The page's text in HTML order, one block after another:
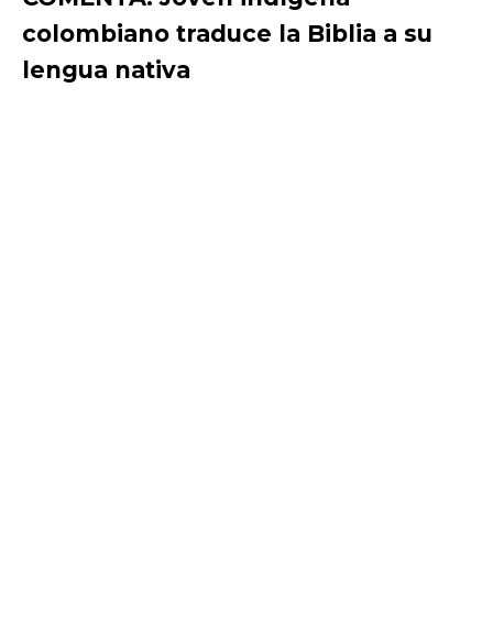
colombiano traduce la Biblia a su
lengua nativa